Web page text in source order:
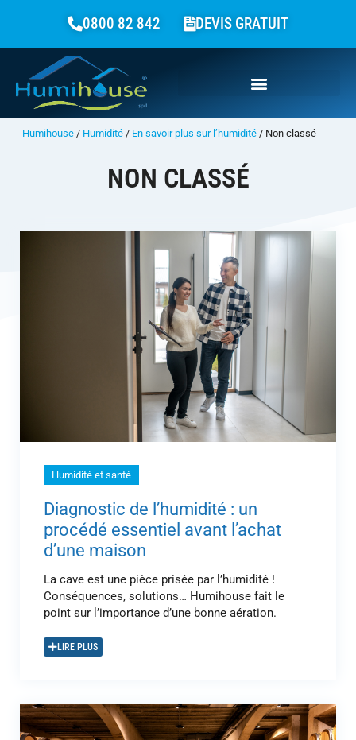
0800 82 842 DEVIS GRATUIT
Humihouse / Humidité / En savoir plus sur l’humidité / Non classé
NON CLASSÉ
Humidité et santé
Diagnostic de l’humidité : un
procédé essentiel avant l’achat
d’une maison
La cave est une pièce prisée par l’humidité !
Conséquences, solutions… Humihouse fait le
point sur l’importance d’une bonne aération.
LIRE PLUS